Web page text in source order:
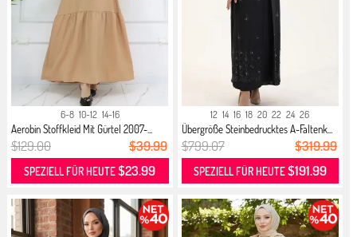
6-8 10-12 14-16
Aerobin Stoffkleid Mit Gürtel 2007-...
$129.00 $39.99
SPEZIELL FÜR HEUTE$23.99
12 14 16 18 20 22 24 26
Übergröße Steinbedrucktes A-Faltenk...
$799.07 $319.99
SPEZIELL FÜR HEUTE$191.99